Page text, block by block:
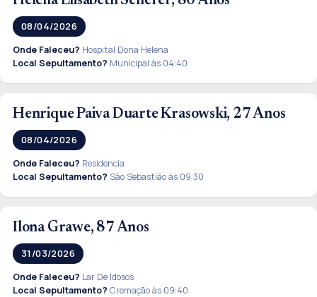
08/04/2026
Onde Faleceu? Hospital Dona Helena
Local Sepultamento? Municipal às 04:40
Henrique Paiva Duarte Krasowski, 27 Anos
08/04/2026
Onde Faleceu? Residencia
Local Sepultamento? São Sebastião às 09:30
Ilona Grawe, 87 Anos
31/03/2026
Onde Faleceu? Lar De Idosos
Local Sepultamento? Cremação às 09:40